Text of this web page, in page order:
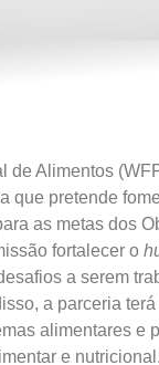
de Alimentos
que pretende
as metas dos
fortalecer o
a serem
a parceria
alimentares e
e nutricional.